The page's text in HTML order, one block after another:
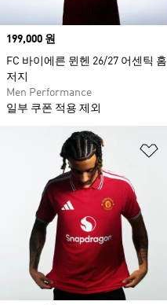
Price
199,000 원
FC 바이에른 뮌헨 26/27 어센틱 홈
저지
Men Performance
일부 쿠폰 적용 제외